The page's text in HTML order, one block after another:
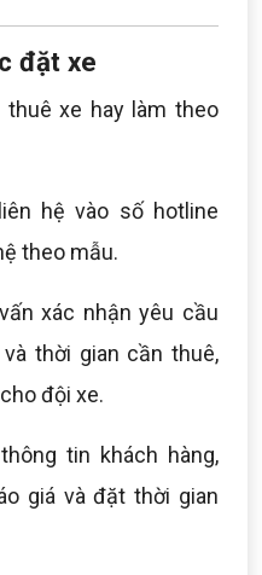
đặt xe
xe hay làm theo
hệ vào số hotline
theo mẫu.
xác nhận yêu cầu
thời gian cần thuê,
đội xe.
tin khách hàng,
giá và đặt thời gian